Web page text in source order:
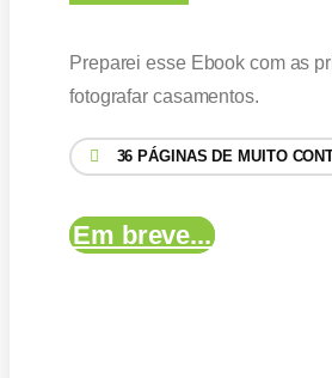
Preparei esse Ebook com as
fotografar casamentos.
36 PÁGINAS DE MUITO
Em breve...